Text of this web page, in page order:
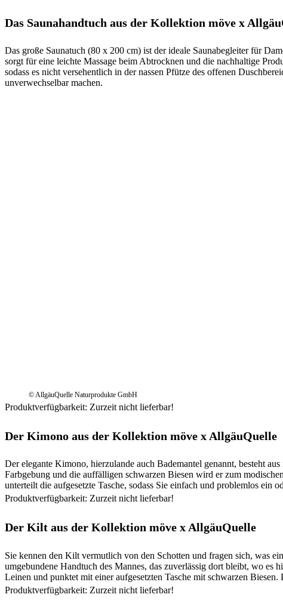
Das Saunahandtuch aus der Kollektion möve x
Das große Saunatuch (80 x 200 cm) ist der ideale Saunabegleiter für
sorgt für eine leichte Massage beim Abtrocknen und die nachhaltige
sodass es nicht versehentlich in der nassen Pfütze des offenen
unverwechselbar machen.
© AllgäuQuelle Naturprodukte GmbH
Produktverfügbarkeit: Zurzeit nicht lieferbar!
Der Kimono aus der Kollektion möve x AllgäuQuelle
Der elegante Kimono, hierzulande auch Bademantel genannt, besteht
Farbgebung und die auffälligen schwarzen Biesen wird er zum
unterteilt die aufgesetzte Tasche, sodass Sie einfach und problemlos ein
Produktverfügbarkeit: Zurzeit nicht lieferbar!
Der Kilt aus der Kollektion möve x AllgäuQuelle
Sie kennen den Kilt vermutlich von den Schotten und fragen sich, was
umgebundene Handtuch des Mannes, das zuverlässig dort bleibt, wo
Leinen und punktet mit einer aufgesetzten Tasche mit schwarzen
Produktverfügbarkeit: Zurzeit nicht lieferbar!